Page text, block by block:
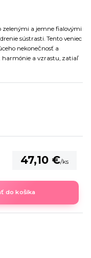
zelenými a jemne fialovými
sústrasti. Tento veniec
nekonečnosť a
harmónie a vzrastu, zatiaľ
47,10 €/ks
do košíka